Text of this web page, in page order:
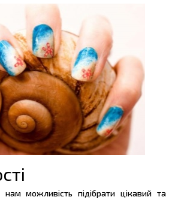
можливість підібрати цікавий та